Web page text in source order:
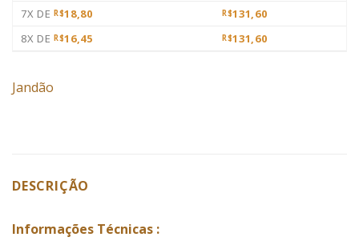
7X DE R$18,80 R$131,60
8X DE R$16,45 R$131,60
Jandão
DESCRIÇÃO
Informações Técnicas :